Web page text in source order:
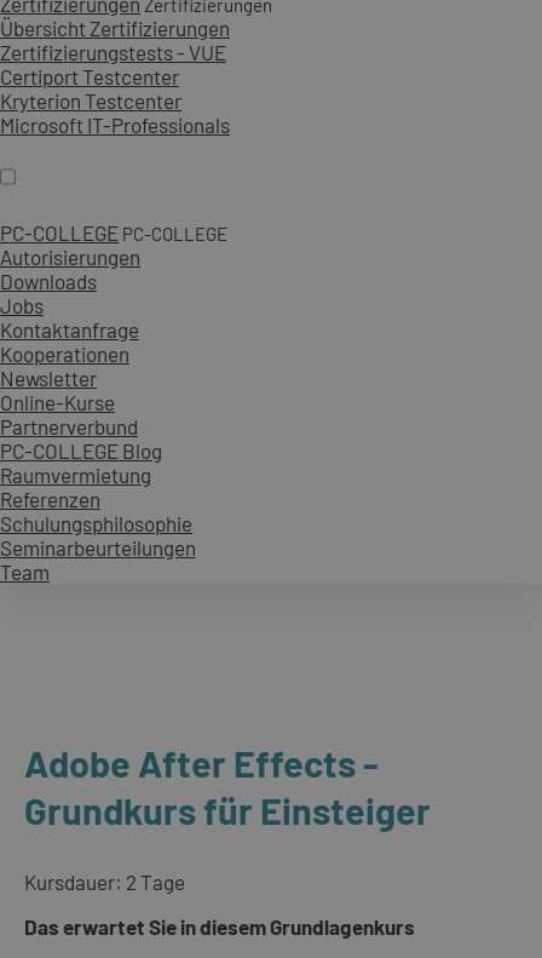
Zertifizierungen
Übersicht Zertifizierungen
Zertifizierungstests - VUE
Certiport Testcenter
Kryterion Testcenter
Microsoft IT-Professionals
PC-COLLEGE PC-COLLEGE
Autorisierungen
Downloads
Jobs
Kontaktanfrage
Kooperationen
Newsletter
Online-Kurse
Partnerverbund
PC-COLLEGE Blog
Raumvermietung
Referenzen
Schulungsphilosophie
Seminarbeurteilungen
Team
Adobe After Effects -
Grundkurs für Einsteiger
Kursdauer: 2 Tage
Das erwartet Sie in diesem Grundlagenkurs